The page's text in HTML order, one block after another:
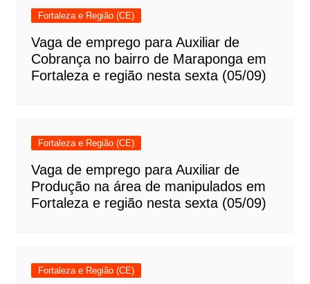
Fortaleza e Região (CE)
Vaga de emprego para Auxiliar de
Cobrança no bairro de Maraponga em
Fortaleza e região nesta sexta (05/09)
Fortaleza e Região (CE)
Vaga de emprego para Auxiliar de
Produção na área de manipulados em
Fortaleza e região nesta sexta (05/09)
Fortaleza e Região (CE)